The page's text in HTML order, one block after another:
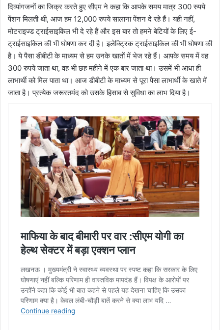
दिव्यांगजनों का जिक्र करते हुए सीएम ने कहा कि आपके समय मात्र 300 रुपये
पेंशन मिलती थी, आज हम 12,000 रुपये सालाना पेंशन दे रहे हैं। यही नहीं,
मोटराइज्ड ट्राईसाइकिल भी दे रहे हैं और इस बार तो हमने बेटियों के लिए ई-
ट्राईसाइकिल की भी घोषणा कर दी है। इलेक्ट्रिक ट्राईसाइकिल की भी घोषणा की
है। ये पैसा डीबीटी के माध्यम से हम उनके खातों में भेज रहे हैं। आपके समय में वह
300 रुपये जाता था, वह भी छह महीने में एक बार जाता था। उसमें भी आधा ही
लाभार्थी को मिल पाता था। आज डीबीटी के माध्यम से पूरा पैसा लाभार्थी के खाते में
जाता है। प्रत्येक जरूरतमंद को उसके हिसाब से सुविधा का लाभ दिया है।